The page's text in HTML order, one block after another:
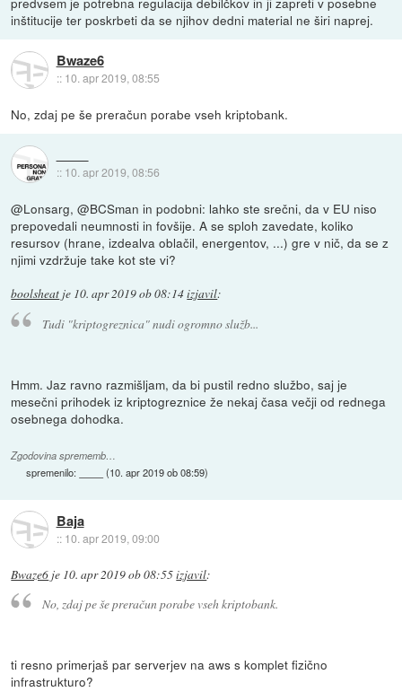
inštitucije ter poskrbeti da se njihov dedni material ne širi naprej.
Bwaze6
:: 10. apr 2019, 08:55
No, zdaj pe še preračun porabe vseh kriptobank.
:: 10. apr 2019, 08:56
@Lonsarg, @BCSman in podobni: lahko ste srečni, da v EU niso
prepovedali neumnosti in fovšije. A se sploh zavedate, koliko
resursov (hrane, izdealva oblačil, energentov, ...) gre v nič, da se z
njimi vzdržuje take kot ste vi?
boolsheat je 10. apr 2019 ob 08:14izjavil:
Tudi "kriptogreznica" nudi ogromno služb...
Hmm. Jaz ravno razmišljam, da bi pustil redno službo, saj je
mesečni prihodek iz kriptogreznice že nekaj časa večji od rednega
osebnega dohodka.
Zgodovina sprememb…
spremenilo: (10. apr 2019 ob 08:59)
Baja
:: 10. apr 2019, 09:00
Bwaze6 je 10. apr 2019 ob 08:55izjavil:
No, zdaj pe še preračun porabe vseh kriptobank.
ti resno primerjaš par serverjev na aws s komplet fizično
infrastrukturo?